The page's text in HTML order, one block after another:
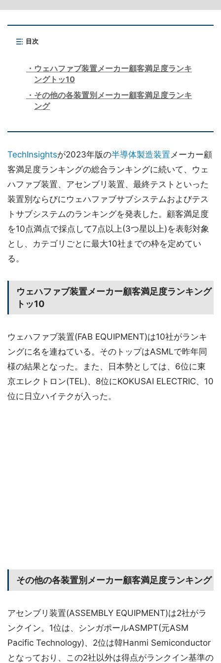
目次
ウェハファブ装置メーカー顧客満足度ランキ
ングトッ10
その他の各装置別メーカー顧客満足度ランキ
ング
TechInsightsが2023年版の半導体製造装置メーカー顧
客満足度ランキングの総合ランキングに続いて、ウェ
ハファブ装置、アセンブリ装置、最終テストといった
装置別ならびにウェハファブサブシステムおよびテス
トサブシステムのランキングを発表した。顧客満足度
を10点満点で採点して7点以上(3つ星以上)を表彰対象
とし、カテゴリごとに最大10社までの枠を定めてい
る。
ウェハファブ装置メーカー顧客満足度ランキング
トッ10
ウェハファブ装置(FAB EQUIPMENT)は10社がランキ
ングに名を連ねている。そのトップはASMLで昨年同
様の結果となった。また、日本勢としては、6位に東
京エレクトロン(TEL)、8位にKOKUSAI ELECTRIC、10
位に日立ハイテクが入った。
その他の各装置別メーカー顧客満足度ランキング
アセンブリ装置(ASSEMBLY EQUIPMENT)は2社がラ
ンクイン。1位は、シンガポールASMPT(元ASM
Pacific Technology)、2位は韓Hanmi Semiconductor
となっており、この2社以外は得点がランクイン基準の